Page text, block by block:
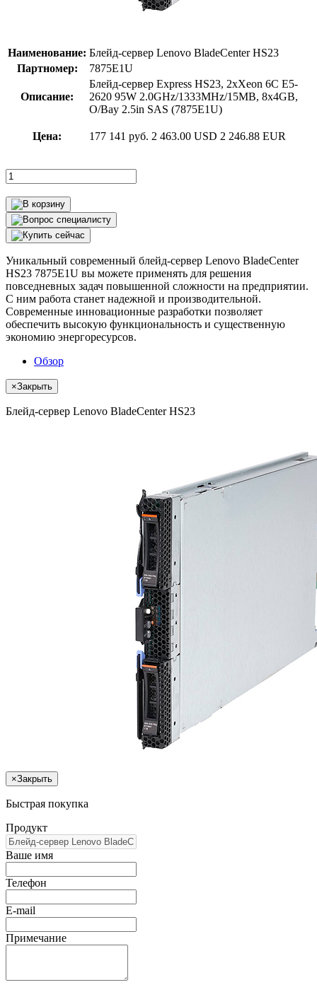
Наименование: Блейд-сервер Lenovo BladeCenter HS23
Партномер:
7875E1U
Описание:
Блейд-сервер Express HS23, 2xXeon 6C E5-
2620 95W 2.0GHz/1333MHz/15MB, 8x4GB,
O/Bay 2.5in SAS (7875E1U)
Цена: 177 141 руб. 2 463.00 USD 2 246.88 EUR
Уникальный современный блейд-сервер Lenovo BladeCenter
HS23 7875E1U вы можете применять для решения
повседневных задач повышенной сложности на предприятии.
С ним работа станет надежной и производительной.
Современные инновационные разработки позволяет
обеспечить высокую функциональность и существенную
экономию энергоресурсов.
Обзор
×Закрыть
Блейд-сервер Lenovo BladeCenter HS23
×Закрыть
Быстрая покупка
Продукт
Ваше имя
Телефон
E-mail
Примечание